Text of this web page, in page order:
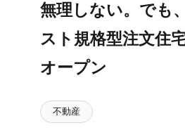
無理しない。でも
スト規格型注文住
オープン
不動産